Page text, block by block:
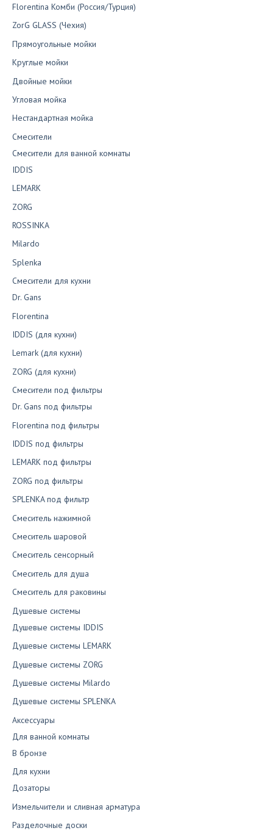
Florentina Комби (Россия/Турция)
ZorG GLASS (Чехия)
Прямоугольные мойки
Круглые мойки
Двойные мойки
Угловая мойка
Нестандартная мойка
Смесители
Смесители для ванной комнаты
IDDIS
LEMARK
ZORG
ROSSINKA
Milardo
Splenka
Смесители для кухни
Dr. Gans
Florentina
IDDIS (для кухни)
Lemark (для кухни)
ZORG (для кухни)
Смесители под фильтры
Dr. Gans под фильтры
Florentina под фильтры
IDDIS под фильтры
LEMARK под фильтры
ZORG под фильтры
SPLENKA под фильтр
Смеситель нажимной
Смеситель шаровой
Смеситель сенсорный
Смеситель для душа
Смеситель для раковины
Душевые системы
Душевые системы IDDIS
Душевые системы LEMARK
Душевые системы ZORG
Душевые системы Milardo
Душевые системы SPLENKA
Аксессуары
Для ванной комнаты
В бронзе
Для кухни
Дозаторы
Измельчители и сливная арматура
Разделочные доски